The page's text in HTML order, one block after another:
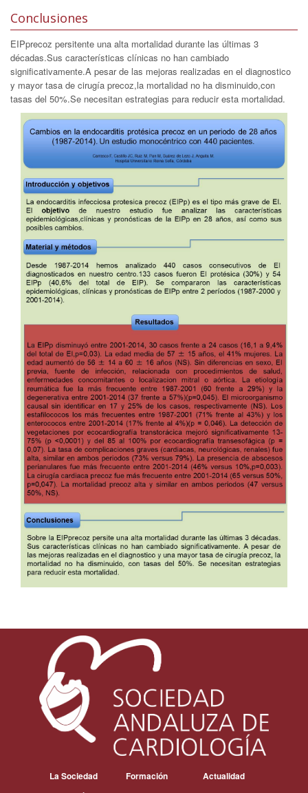
Conclusiones
EIPprecoz persitente una alta mortalidad durante las últimas 3
décadas.Sus características clínicas no han cambiado
significativamente.A pesar de las mejoras realizadas en el diagnostico
y mayor tasa de cirugía precoz,la mortalidad no ha disminuido,con
tasas del 50%.Se necesitan estrategias para reducir esta mortalidad.
La Sociedad
Formación
Actualidad